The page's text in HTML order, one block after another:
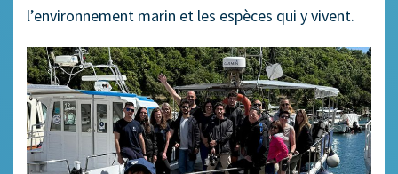
l’environnement marin et les espèces qui y vivent.